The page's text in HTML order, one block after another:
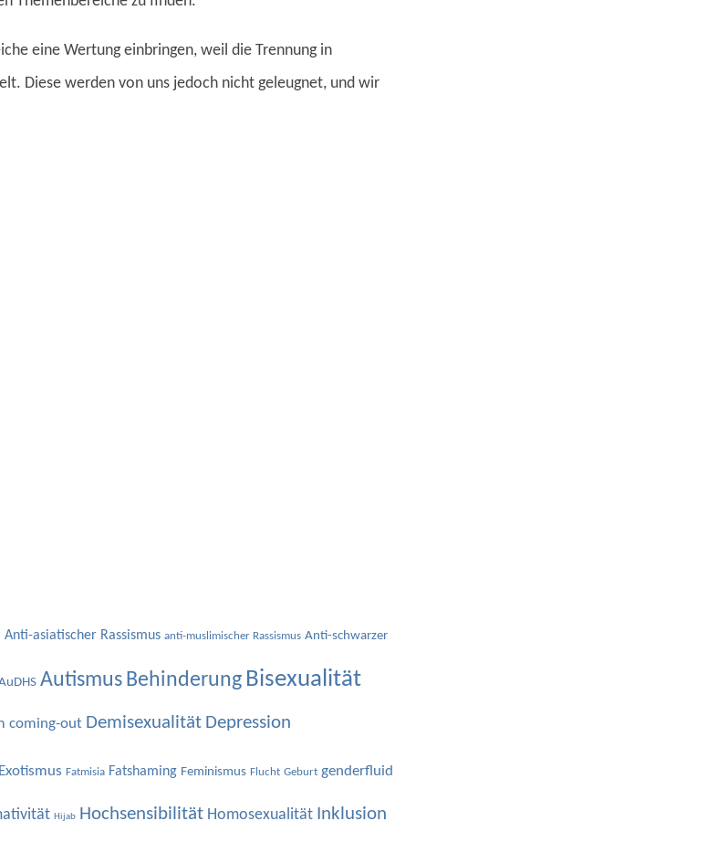
eine Wertung einbringen, weil die Trennung in
Diese werden von uns jedoch nicht geleugnet, und wir
Anti-asiatischer Rassismus anti-muslimischer Rassismus Anti-schwarzer
Autismus Behinderung Bisexualität
coming-out Demisexualität Depression
Exotismus Fatmisia Fatshaming Feminismus Flucht Geburt genderfluid
Hijab Hochsensibilität Homosexualität Inklusion